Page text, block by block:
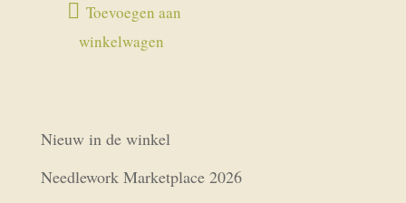
Toevoegen aan
winkelwagen
Nieuw in de winkel
Needlework Marketplace 2026